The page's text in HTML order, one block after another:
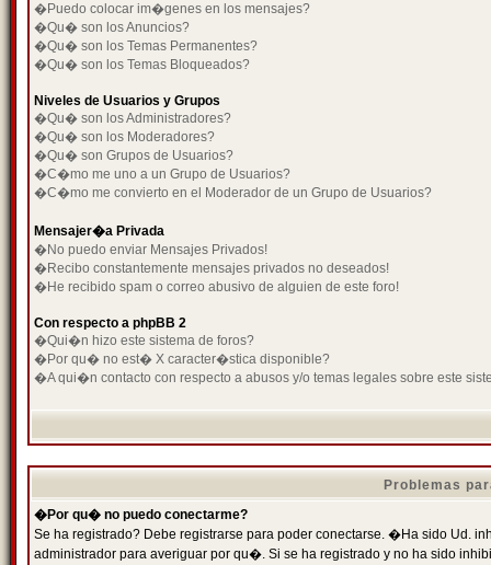
�Puedo colocar im�genes en los mensajes?
�Qu� son los Anuncios?
�Qu� son los Temas Permanentes?
�Qu� son los Temas Bloqueados?
Niveles de Usuarios y Grupos
�Qu� son los Administradores?
�Qu� son los Moderadores?
�Qu� son Grupos de Usuarios?
�C�mo me uno a un Grupo de Usuarios?
�C�mo me convierto en el Moderador de un Grupo de Usuarios?
Mensajer�a Privada
�No puedo enviar Mensajes Privados!
�Recibo constantemente mensajes privados no deseados!
�He recibido spam o correo abusivo de alguien de este foro!
Con respecto a phpBB 2
�Qui�n hizo este sistema de foros?
�Por qu� no est� X caracter�stica disponible?
�A qui�n contacto con respecto a abusos y/o temas legales sobre este
Problemas
�Por qu� no puedo conectarme?
Se ha registrado? Debe registrarse para poder conectarse. �Ha sido Ud.
administrador para averiguar por qu�. Si se ha registrado y no ha sido